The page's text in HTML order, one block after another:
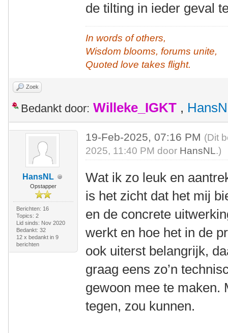
de tilting in ieder geval
In words of others,
Wisdom blooms, forums unite,
Quoted love takes flight.
Zoek
Bedankt door: Willeke_IGKT ,
HansNL
Opstapper
Berichten: 16
Topics: 2
Lid sinds: Nov 2020
Bedankt: 32
12 x bedankt in 9
berichten
19-Feb-2025, 07:16 PM (Dit
2025, 11:40 PM door HansNL.)
Wat ik zo leuk en
is het zicht dat het mij
en de concrete
werkt en hoe het in de
ook uiterst belangrijk,
graag eens zo’n
gewoon mee te maken.
tegen, zou kunnen.